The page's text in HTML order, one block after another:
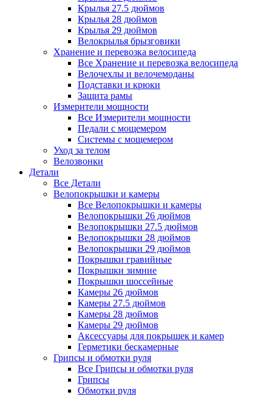
Крылья 27.5 дюймов
Крылья 28 дюймов
Крылья 29 дюймов
Велокрылья брызговики
Хранение и перевозка велосипеда
Все Хранение и перевозка велосипеда
Велочехлы и велочемоданы
Подставки и крюки
Защита рамы
Измерители мощности
Все Измерители мощности
Педали с мощемером
Системы с мощемером
Уход за телом
Велозвонки
Детали
Все Детали
Велопокрышки и камеры
Все Велопокрышки и камеры
Велопокрышки 26 дюймов
Велопокрышки 27.5 дюймов
Велопокрышки 28 дюймов
Велопокрышки 29 дюймов
Покрышки гравийные
Покрышки зимние
Покрышки шоссейные
Камеры 26 дюймов
Камеры 27.5 дюймов
Камеры 28 дюймов
Камеры 29 дюймов
Аксессуары для покрышек и камер
Герметики бескамерные
Грипсы и обмотки руля
Все Грипсы и обмотки руля
Грипсы
Обмотки руля